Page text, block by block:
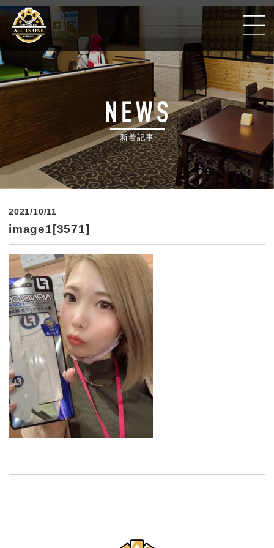
Golf Poker Bar ALLIN ONE #千葉銀座CC
新着記事
2021/10/11
image1[3571]